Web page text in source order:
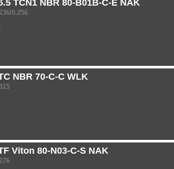
TCN1 NBR 80-B01B-C-E NAK
0.256
NBR 70-C-C WLK
Viton 80-N03-C-S NAK